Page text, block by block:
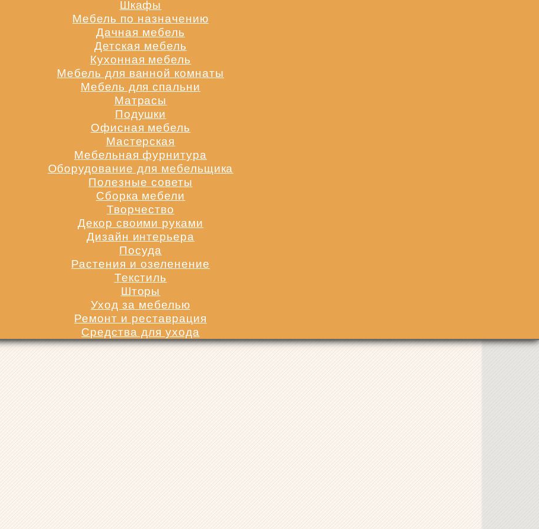
Шкафы
Мебель по назначению
Дачная мебель
Детская мебель
Кухонная мебель
Мебель для ванной комнаты
Мебель для спальни
Матрасы
Подушки
Офисная мебель
Мастерская
Мебельная фурнитура
Оборудование для мебельщика
Полезные советы
Сборка мебели
Творчество
Декор своими руками
Дизайн интерьера
Посуда
Растения и озеленение
Текстиль
Шторы
Уход за мебелью
Ремонт и реставрация
Средства для ухода